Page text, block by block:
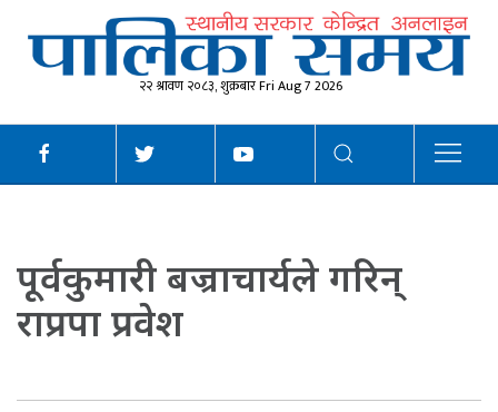
२२ श्रावण २०८३, शुक्रबार Fri Aug 7 2026
पूर्वकुमारी बज्राचार्यले गरिन्
राप्रपा प्रवेश